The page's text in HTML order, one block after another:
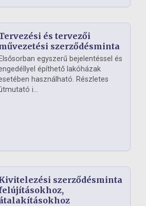
és tervezői
szerződésminta
Elsősorban egyszerű bejelentéssel és
építhető lakóházak
használható. Részletes
i...
szerződésminta